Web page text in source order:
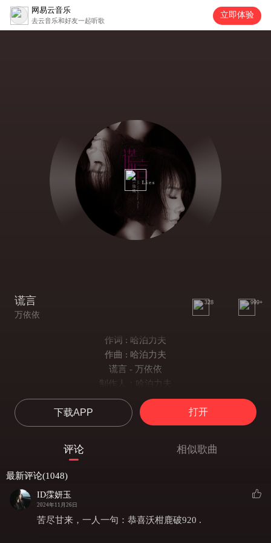
网易云音乐
去云音乐和好友一起听歌
立即体验
谎言
万依依
328 999+
作词 : 哈泊力夫
作曲 : 哈泊力夫
谎言 - 万依依
制作人：哈泊力夫
作词：哈泊力夫
作曲：哈泊力夫
演唱：万依依
发行：北京塔米尔艾音乐工作室
下载APP 打开
评论 相似歌曲
最新评论(1048)
ID霂妍玉
2024年11月26日
苦尽甘来，一人一句：恭喜沃柑鹿破920 .